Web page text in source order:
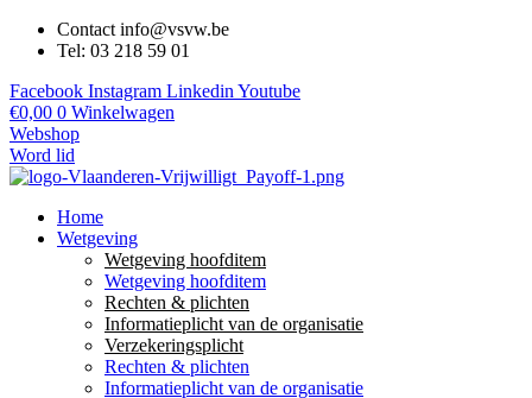
Contact info@vsvw.be
Tel: 03 218 59 01
Facebook Instagram Linkedin Youtube
€0,00 0 Winkelwagen
Webshop
Word lid
Home
Wetgeving
Wetgeving hoofditem
Wetgeving hoofditem
Rechten & plichten
Informatieplicht van de organisatie
Verzekeringsplicht
Rechten & plichten
Informatieplicht van de organisatie